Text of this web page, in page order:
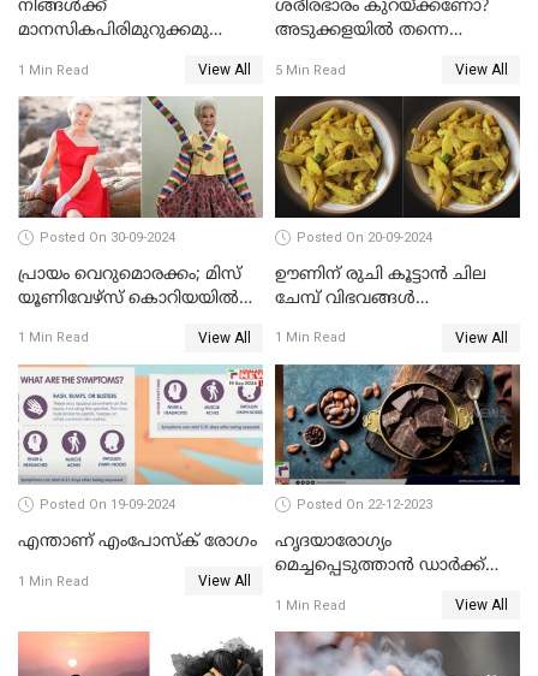
നിങ്ങൾക്ക്
മാനസികപിരിമുറുക്കമുണ്ടോ ?
അറിഞ്ഞിരിക്കുക
1 Min Read View All
ശരീരഭാരം കുറയ്ക്കണോ?
അടുക്കളയിൽ തന്നെ
5 Min Read View All
Posted On 30-09-2024
പ്രായം വെറുമൊരക്കം; മിസ്
യൂണിവേഴ്‌സ് കൊറിയയില്‍
1 Min Read View All
Posted On 20-09-2024
ഊണിന് രുചി കൂട്ടാൻ ചില
ചേമ്പ് വിഭവങ്ങൾ
1 Min Read View All
Posted On 19-09-2024
എന്താണ് എംപോസ്‌ക് രോഗം
1 Min Read View All
Posted On 22-12-2023
ഹൃദയാരോഗ്യം
മെച്ചപ്പെടുത്താന്‍ ഡാര്‍ക്ക്
1 Min Read View All